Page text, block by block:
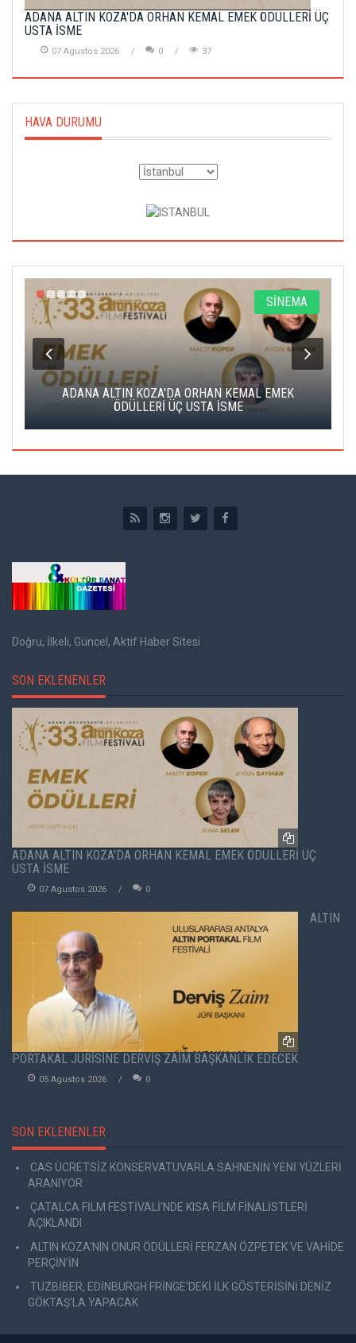
ADANA ALTIN KOZA'DA ORHAN KEMAL EMEK ÖDÜLLERİ ÜÇ
USTA İSME
07 Agustos 2026 0 37
HAVA DURUMU
SİNEMA
ADANA ALTIN KOZA'DA ORHAN KEMAL EMEK
ÖDÜLLERİ ÜÇ USTA İSME
Doğru, İlkeli, Güncel, Aktif Haber Sitesi
SON EKLENENLER
ADANA ALTIN KOZA'DA ORHAN KEMAL EMEK ÖDÜLLERİ ÜÇ
USTA İSME
07 Agustos 2026 0
ALTIN
PORTAKAL JÜRİSİNE DERVİŞ ZAİM BAŞKANLIK EDECEK
05 Agustos 2026 0
SON EKLENENLER
CAS ÜCRETSİZ KONSERVATUVARLA SAHNENİN YENİ YÜZLERİ
ARANIYOR
ÇATALCA FİLM FESTİVALİ'NDE KISA FİLM FİNALİSTLERİ
AÇIKLANDI
ALTIN KOZA'NIN ONUR ÖDÜLLERİ FERZAN ÖZPETEK VE VAHİDE
PERÇİN'İN
TUZBİBER, EDİNBURGH FRİNGE'DEKİ İLK GÖSTERİSİNİ DENİZ
GÖKTAŞ'LA YAPACAK